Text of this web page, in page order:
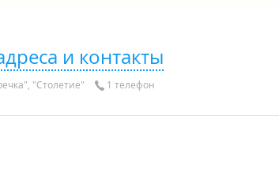
и контакты
"Столетие" 1 телефон